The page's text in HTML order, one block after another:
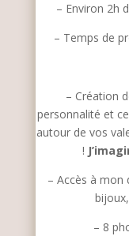
– Environ 2h
– Temps de
– Création
personnalité et
autour de vos
!
– Accès à mon
– 8